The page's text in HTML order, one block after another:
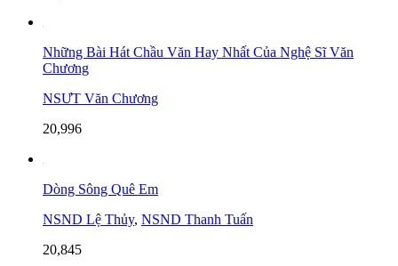
Những Bài Hát Chầu Văn Hay Nhất Của Nghệ Sĩ Văn
Chương
NSƯT Văn Chương
20,996
Dòng Sông Quê Em
NSND Lệ Thủy, NSND Thanh Tuấn
20,845